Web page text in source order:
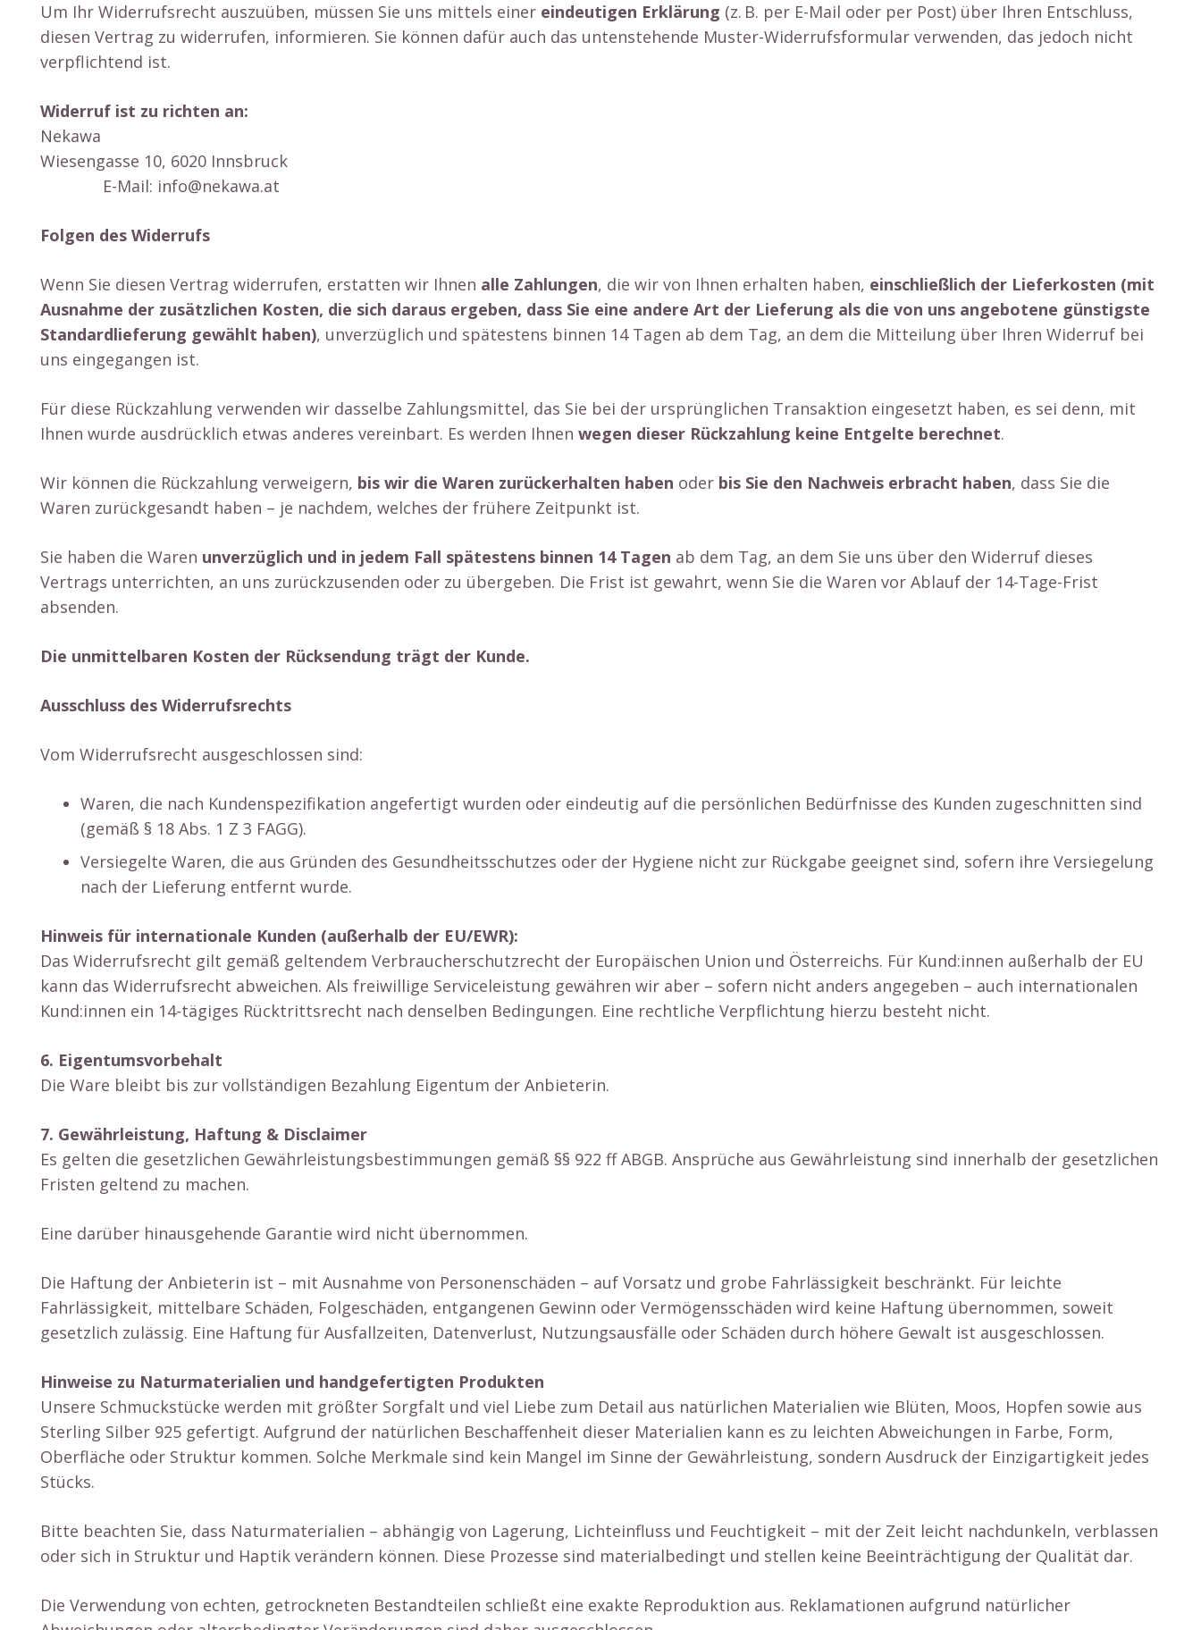
Um Ihr Widerrufsrecht auszuüben, müssen Sie uns mittels einer eindeutigen Erklärung (z. B. per E-Mail oder per Post) über Ihren Entschluss,
diesen Vertrag zu widerrufen, informieren. Sie können dafür auch das untenstehende Muster-Widerrufsformular verwenden, das jedoch nicht
verpflichtend ist.
Widerruf ist zu richten an:
Nekawa
Wiesengasse 10, 6020 Innsbruck
E-Mail: info@nekawa.at
Folgen des Widerrufs
Wenn Sie diesen Vertrag widerrufen, erstatten wir Ihnen alle Zahlungen, die wir von Ihnen erhalten haben, einschließlich der Lieferkosten (mit
Ausnahme der zusätzlichen Kosten, die sich daraus ergeben, dass Sie eine andere Art der Lieferung als die von uns angebotene günstigste
Standardlieferung gewählt haben), unverzüglich und spätestens binnen 14 Tagen ab dem Tag, an dem die Mitteilung über Ihren Widerruf bei
uns eingegangen ist.
Für diese Rückzahlung verwenden wir dasselbe Zahlungsmittel, das Sie bei der ursprünglichen Transaktion eingesetzt haben, es sei denn, mit
Ihnen wurde ausdrücklich etwas anderes vereinbart. Es werden Ihnen wegen dieser Rückzahlung keine Entgelte berechnet.
Wir können die Rückzahlung verweigern, bis wir die Waren zurückerhalten haben oder bis Sie den Nachweis erbracht haben, dass Sie die
Waren zurückgesandt haben – je nachdem, welches der frühere Zeitpunkt ist.
Sie haben die Waren unverzüglich und in jedem Fall spätestens binnen 14 Tagen ab dem Tag, an dem Sie uns über den Widerruf dieses
Vertrags unterrichten, an uns zurückzusenden oder zu übergeben. Die Frist ist gewahrt, wenn Sie die Waren vor Ablauf der 14-Tage-Frist
absenden.
Die unmittelbaren Kosten der Rücksendung trägt der Kunde.
Ausschluss des Widerrufsrechts
Vom Widerrufsrecht ausgeschlossen sind:
Waren, die nach Kundenspezifikation angefertigt wurden oder eindeutig auf die persönlichen Bedürfnisse des Kunden zugeschnitten sind
(gemäß § 18 Abs. 1 Z 3 FAGG).
Versiegelte Waren, die aus Gründen des Gesundheitsschutzes oder der Hygiene nicht zur Rückgabe geeignet sind, sofern ihre Versiegelung
nach der Lieferung entfernt wurde.
Hinweis für internationale Kunden (außerhalb der EU/EWR):
Das Widerrufsrecht gilt gemäß geltendem Verbraucherschutzrecht der Europäischen Union und Österreichs. Für Kund:innen außerhalb der EU
kann das Widerrufsrecht abweichen. Als freiwillige Serviceleistung gewähren wir aber – sofern nicht anders angegeben – auch internationalen
Kund:innen ein 14-tägiges Rücktrittsrecht nach denselben Bedingungen. Eine rechtliche Verpflichtung hierzu besteht nicht.
6. Eigentumsvorbehalt
Die Ware bleibt bis zur vollständigen Bezahlung Eigentum der Anbieterin.
7. Gewährleistung, Haftung & Disclaimer
Es gelten die gesetzlichen Gewährleistungsbestimmungen gemäß §§ 922 ff ABGB. Ansprüche aus Gewährleistung sind innerhalb der gesetzlichen
Fristen geltend zu machen.
Eine darüber hinausgehende Garantie wird nicht übernommen.
Die Haftung der Anbieterin ist – mit Ausnahme von Personenschäden – auf Vorsatz und grobe Fahrlässigkeit beschränkt. Für leichte
Fahrlässigkeit, mittelbare Schäden, Folgeschäden, entgangenen Gewinn oder Vermögensschäden wird keine Haftung übernommen, soweit
gesetzlich zulässig. Eine Haftung für Ausfallzeiten, Datenverlust, Nutzungsausfälle oder Schäden durch höhere Gewalt ist ausgeschlossen.
Hinweise zu Naturmaterialien und handgefertigten Produkten
Unsere Schmuckstücke werden mit größter Sorgfalt und viel Liebe zum Detail aus natürlichen Materialien wie Blüten, Moos, Hopfen sowie aus
Sterling Silber 925 gefertigt. Aufgrund der natürlichen Beschaffenheit dieser Materialien kann es zu leichten Abweichungen in Farbe, Form,
Oberfläche oder Struktur kommen. Solche Merkmale sind kein Mangel im Sinne der Gewährleistung, sondern Ausdruck der Einzigartigkeit jedes
Stücks.
Bitte beachten Sie, dass Naturmaterialien – abhängig von Lagerung, Lichteinfluss und Feuchtigkeit – mit der Zeit leicht nachdunkeln, verblassen
oder sich in Struktur und Haptik verändern können. Diese Prozesse sind materialbedingt und stellen keine Beeinträchtigung der Qualität dar.
Die Verwendung von echten, getrockneten Bestandteilen schließt eine exakte Reproduktion aus. Reklamationen aufgrund natürlicher